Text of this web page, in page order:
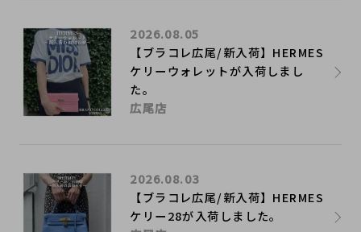
【ブラコレ広尾/新入荷】HERMES
ケリーウォレットが入荷しまし
た。
2026.08.05
広尾店
【ブラコレ広尾/新入荷】HERMES
ケリー28が入荷しました。
2026.08.03